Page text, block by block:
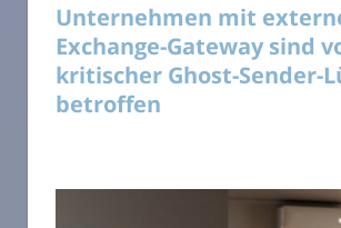
Unternehmen mit
Exchange-Gateway sind
kritischer Ghost-Sender-
betroffen